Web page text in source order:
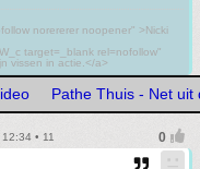
norererer noopener" >Nicki
target=_blank rel=nofollow"
vissen in actie.</a>
Pathe Thuis - Net
• 11